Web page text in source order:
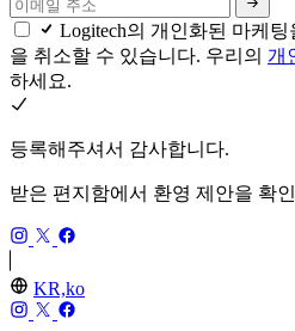
Logitech의 개인화된 마케
을 취소할 수 있습니다. 우리의 개
하세요.
등록해주셔서 감사합니다.
받은 편지함에서 환영 제안을 확
KR,ko